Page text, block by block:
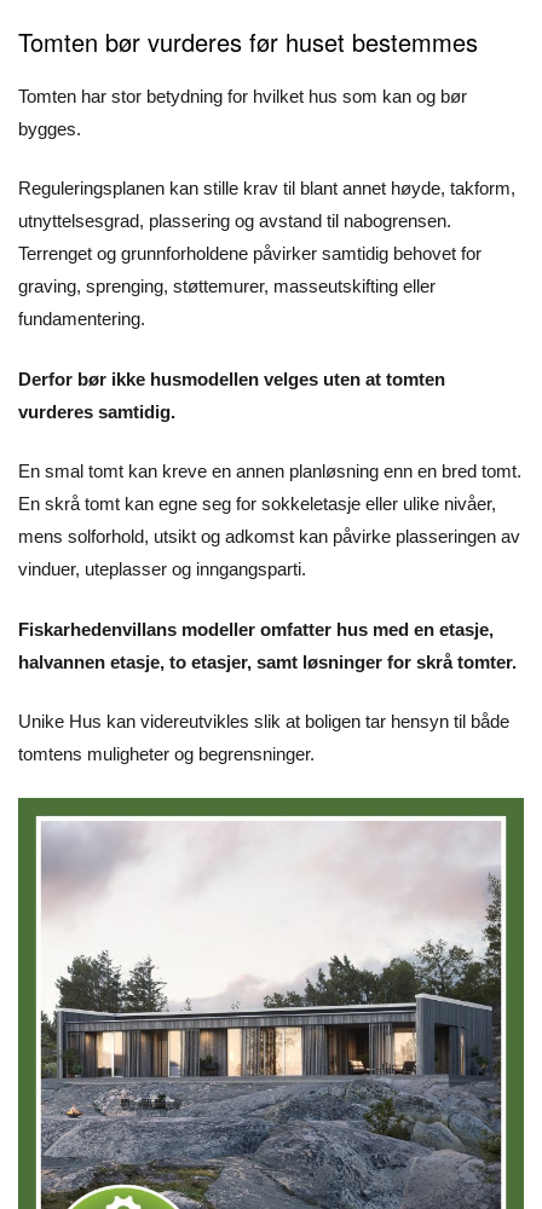
Tomten bør vurderes før huset bestemmes
Tomten har stor betydning for hvilket hus som kan og bør
bygges.
Reguleringsplanen kan stille krav til blant annet høyde, takform,
utnyttelsesgrad, plassering og avstand til nabogrensen.
Terrenget og grunnforholdene påvirker samtidig behovet for
graving, sprenging, støttemurer, masseutskifting eller
fundamentering.
Derfor bør ikke husmodellen velges uten at tomten
vurderes samtidig.
En smal tomt kan kreve en annen planløsning enn en bred tomt.
En skrå tomt kan egne seg for sokkeletasje eller ulike nivåer,
mens solforhold, utsikt og adkomst kan påvirke plasseringen av
vinduer, uteplasser og inngangsparti.
Fiskarhedenvillans modeller omfatter hus med en etasje,
halvannen etasje, to etasjer, samt løsninger for skrå tomter.
Unike Hus kan videreutvikles slik at boligen tar hensyn til både
tomtens muligheter og begrensninger.